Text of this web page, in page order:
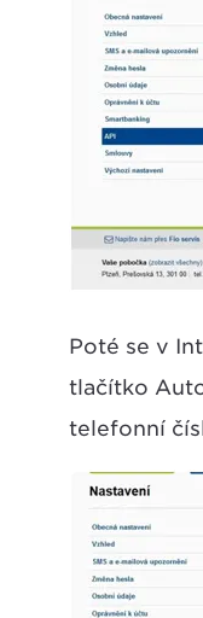
Poté se v
tlačítko
telefonní